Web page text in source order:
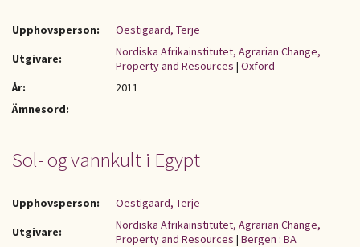
Upphovsperson:
Oestigaard, Terje
Utgivare:
Nordiska Afrikainstitutet, Agrarian Change,
Property and Resources | Oxford
År:
2011
Ämnesord:
Sol- og vannkult i Egypt
Upphovsperson:
Oestigaard, Terje
Utgivare:
Nordiska Afrikainstitutet, Agrarian Change,
Property and Resources | Bergen : BA